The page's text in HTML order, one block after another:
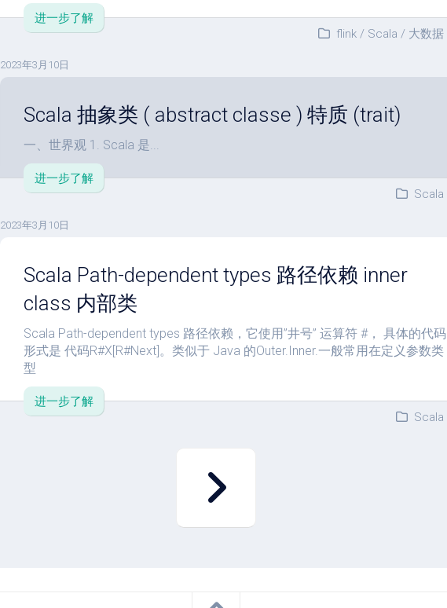
进一步了解
flink / Scala / 大数据
2023年3月10日
Scala 抽象类 ( abstract classe ) 特质 (trait)
一、世界观 1. Scala 是...
进一步了解
Scala
2023年3月10日
Scala Path-dependent types 路径依赖 inner
class 内部类
Scala Path-dependent types 路径依赖，它使用”井号” 运算符 #， 具体的代码
形式是 代码R#X[R#Next]。类似于 Java 的Outer.Inner.一般常用在定义参数类
型
进一步了解
Scala